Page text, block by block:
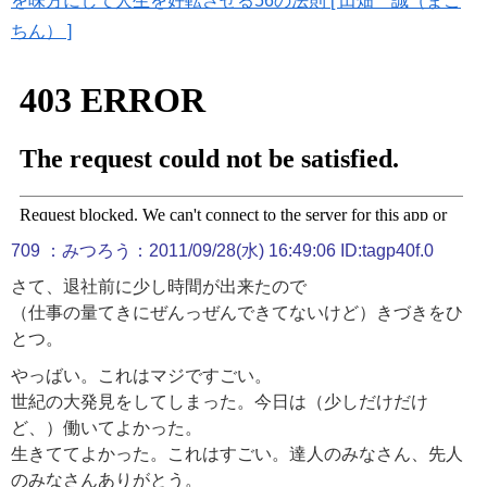
ちん） ]
709 ：みつろう： 2011/09/28(水) 16:49:06 ID:tagp40f.0
さて、退社前に少し時間が出来たので
（仕事の量てきにぜんっぜんできてないけど）きづきをひ
とつ。
やっばい。これはマジですごい。
世紀の大発見をしてしまった。今日は（少しだけだけ
ど、）働いてよかった。
生きててよかった。これはすごい。達人のみなさん、先人
のみなさんありがとう。